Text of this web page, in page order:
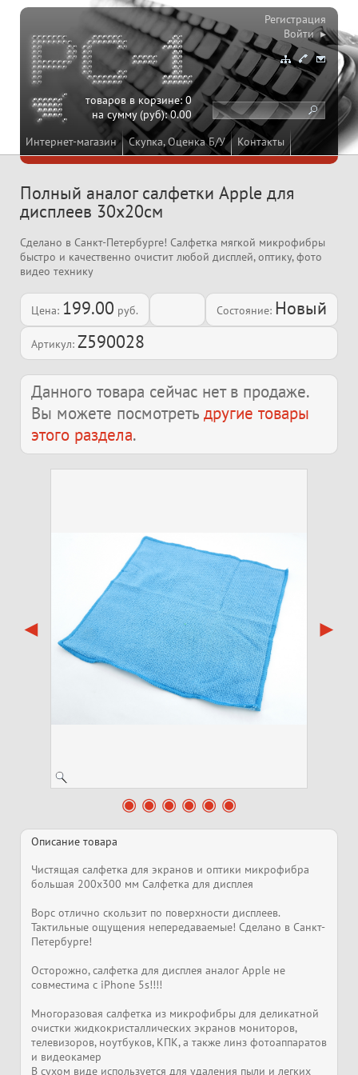
Интернет-магазин Скупка, Оценка Б/У Контакты
товаров в корзине:0
на сумму (руб):0.00
Регистрация
Войти ▸
Полный аналог салфетки Apple для
дисплеев 30х20см
Сделано в Санкт-Петербурге! Салфетка мягкой микрофибры
быстро и качественно очистит любой дисплей, оптику, фото
видео технику
Цена: 199.00 руб. Состояние: Новый
Артикул: Z590028
Данного товара сейчас нет в продаже.
Вы можете посмотреть другие товары
этого раздела.
Описание товара
Чистящая салфетка для экранов и оптики микрофибра
большая 200х300 мм Салфетка для дисплея
Ворс отлично скользит по поверхности дисплеев.
Тактильные ощущения непередаваемые! Сделано в Санкт-
Петербурге!
Осторожно, салфетка для дисплея аналог Apple не
совместима с iPhone 5s!!!!
Многоразовая салфетка из микрофибры для деликатной
очистки жидкокристаллических экранов мониторов,
телевизоров, ноутбуков, КПК, а также линз фотоаппаратов
и видеокамер
В сухом виде используется для удаления пыли и легких